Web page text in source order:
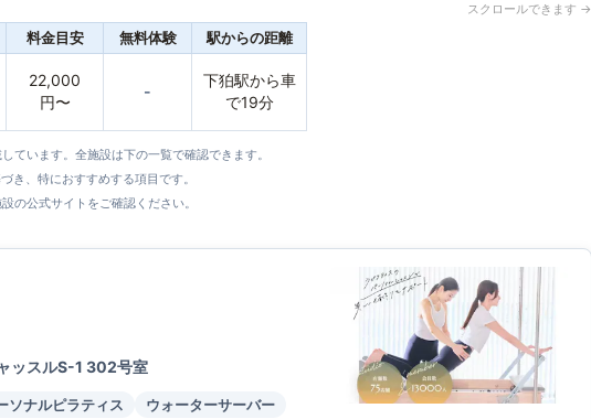
スクロールできます →
料金目安 無料体験 駅からの距離
22,000
円〜
-
下狛駅から車
で19分
ています。全施設は下の一覧で確認できます。
き、特におすすめする項目です。
の公式サイトをご確認ください。
ッスルS-1 302号室
ソナルピラティス
ウォーターサーバー